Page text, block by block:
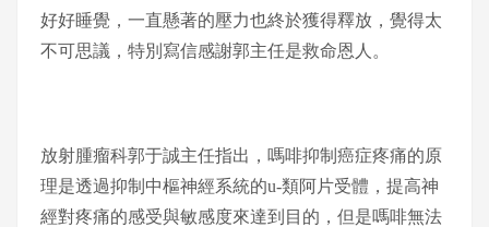
好好睡覺，一直懸著的壓力也終於獲得釋放，覺得太
不可思議，特別寫信感謝郭主任是救命恩人。
放射腫瘤科郭于誠主任指出，嗎啡抑制癌症疼痛的原
理是透過抑制中樞神經系統的u-類阿片受體，提高神
經對疼痛的感受與敏感度來達到目的，但是嗎啡無法